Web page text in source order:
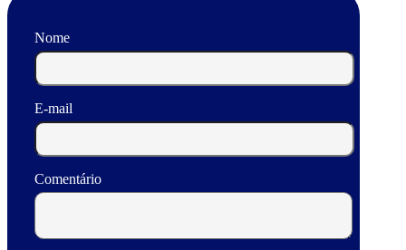
Nome
E-mail
Comentário